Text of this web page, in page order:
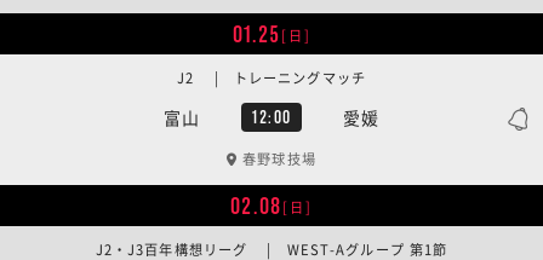
01.25[日]
富山 12:00 愛媛
J2 | トレーニングマッチ
春野球技場
02.08[日]
J2・J3百年構想リーグ | WEST-Aグループ 第1節